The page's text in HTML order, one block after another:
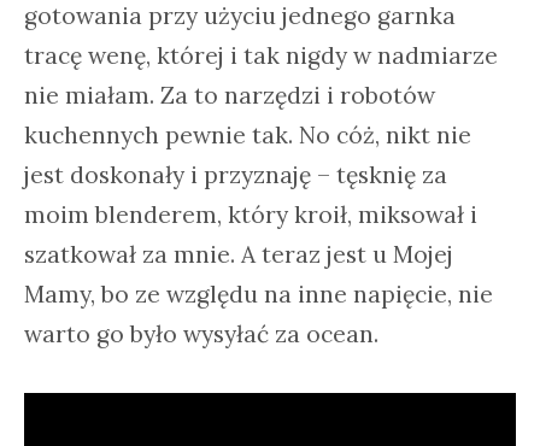
gotowania przy użyciu jednego garnka
tracę wenę, której i tak nigdy w nadmiarze
nie miałam. Za to narzędzi i robotów
kuchennych pewnie tak. No cóż, nikt nie
jest doskonały i przyznaję – tęsknię za
moim blenderem, który kroił, miksował i
szatkował za mnie. A teraz jest u Mojej
Mamy, bo ze względu na inne napięcie, nie
warto go było wysyłać za ocean.